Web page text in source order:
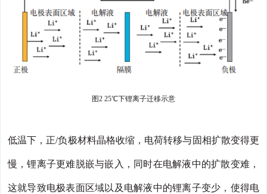
图2 25℃下锂离子迁移示意
低温下，正/负极材料晶格收缩，电荷转移与固相扩散变得更
慢，锂离子更难脱嵌与嵌入，同时在电解液中的扩散变难，
这就导致电极表面区域以及电解液中的锂离子变少，使得电